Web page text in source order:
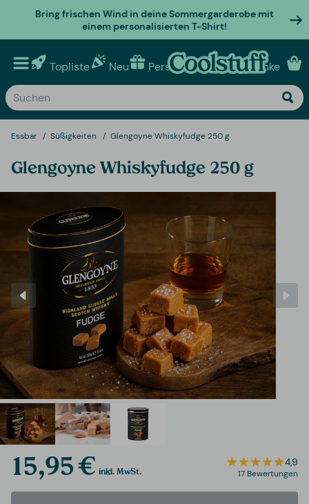
Bring frischen Wind in deine Sommergarderobe mit
einem personalisierten T-Shirt!
Topliste Neu Personalisierte geschenke
Essbar Süßigkeiten Glengoyne Whiskyfudge 250 g
Glengoyne Whiskyfudge 250 g
15,95 € inkl. MwSt.
4,9
17 Bewertungen